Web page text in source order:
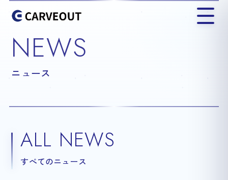
NEWS
ニュース
ALL NEWS
すべてのニュース